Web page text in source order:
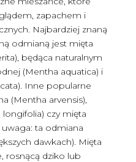
zapachem i
Najbardziej znaną
odmianą jest mięta
będąca naturalnym
(Mentha aquatica) i
Inne popularne
(Mentha arvensis),
czy mięta
ta odmiana
dawkach). Mięta
rosnącą dziko lub